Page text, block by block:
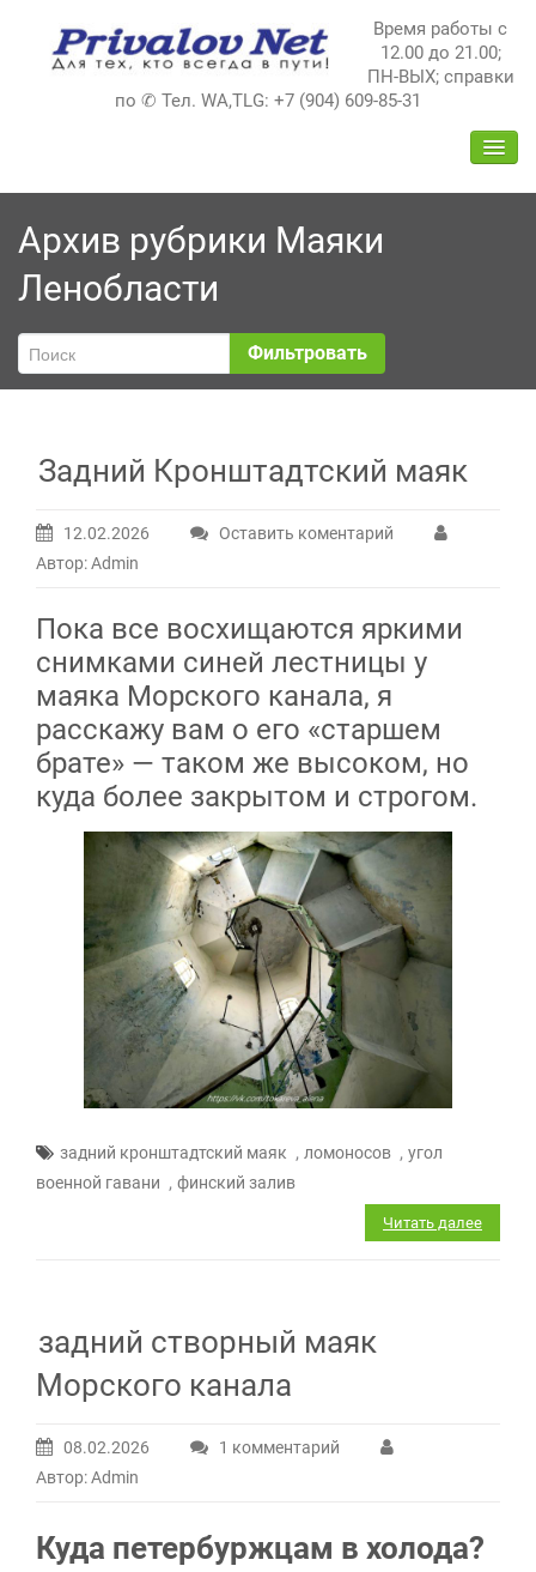
содержимому
Время работы с
12.00 до 21.00;
ПН-ВЫХ; справки
по ✆ Тел. WA,TLG: +7 (904) 609-85-31
Архив рубрики Маяки
Ленобласти
Фильтровать
Задний Кронштадтский маяк
12.02.2026
Оставить коментарий
Автор: Admin
Пока все восхищаются яркими
снимками синей лестницы у
маяка Морского канала, я
расскажу вам о его «старшем
брате» — таком же высоком, но
куда более закрытом и строгом.
задний кронштадтский маяк , ломоносов , угол
военной гавани , финский залив
Читать далее
задний створный маяк
Морского канала
08.02.2026 1 комментарий
створный
Автор: Admin
Куда петербуржцам в холода?